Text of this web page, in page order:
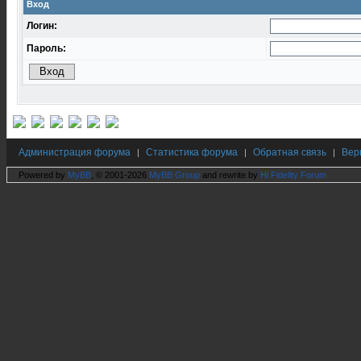
Вход
Логин:
Пароль:
Администрация форума | Статистика форума | Обратная связь |
Powered by MyBB , © 2001-2026 MyBB Group and rewrite by Hi Fidelity Forum